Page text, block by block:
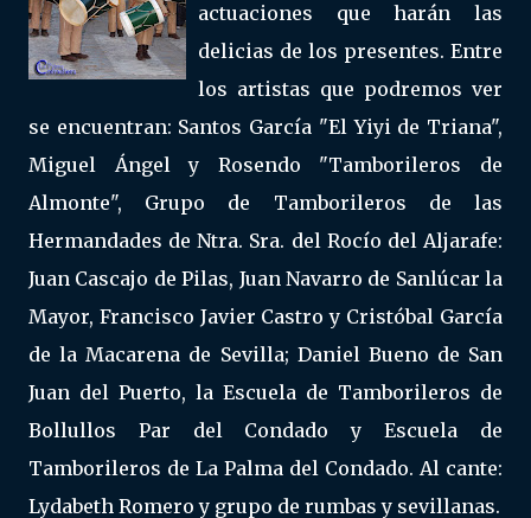
actuaciones que harán las
delicias de los presentes. Entre
los artistas que podremos ver
se encuentran: Santos García "El Yiyi de Triana",
Miguel Ángel y Rosendo "Tamborileros de
Almonte", Grupo de Tamborileros de las
Hermandades de Ntra. Sra. del Rocío del Aljarafe:
Juan Cascajo de Pilas, Juan Navarro de Sanlúcar la
Mayor, Francisco Javier Castro y Cristóbal García
de la Macarena de Sevilla; Daniel Bueno de San
Juan del Puerto, la Escuela de Tamborileros de
Bollullos Par del Condado y Escuela de
Tamborileros de La Palma del Condado. Al cante:
Lydabeth Romero y grupo de rumbas y sevillanas.